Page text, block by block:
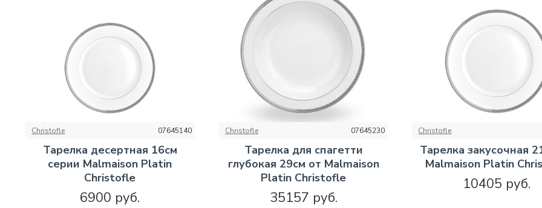
Christofle 07645140
Тарелка десертная 16см
серии Malmaison Platin
Christofle
6900 руб.
Christofle 07645230
Тарелка для спагетти
глубокая 29см от Malmaison
Platin Christofle
35157 руб.
Christofle
Тарелка закусочная
Malmaison Platin
10405 руб.